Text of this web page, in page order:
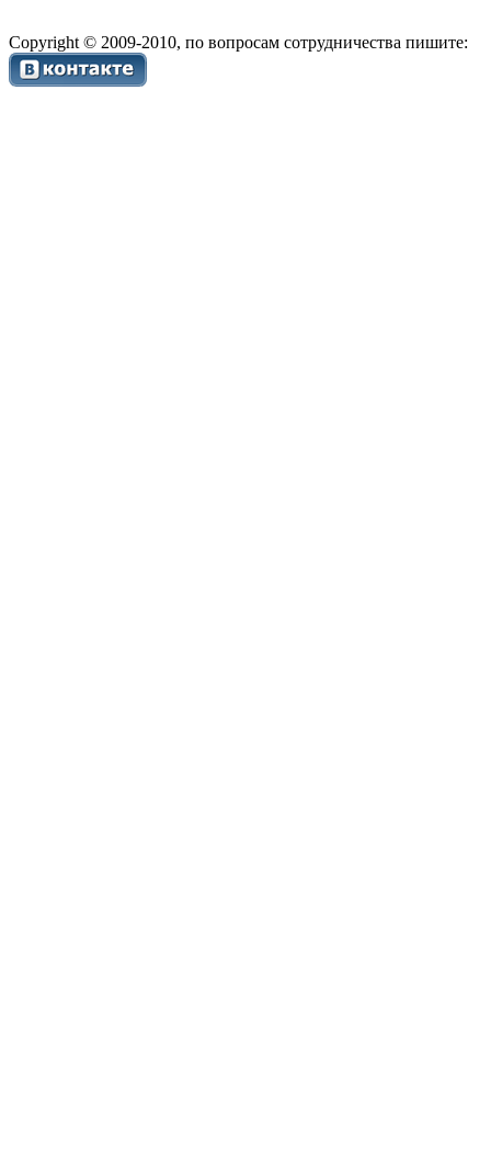
Copyright © 2009-2010, по вопросам сотрудничества пишите: